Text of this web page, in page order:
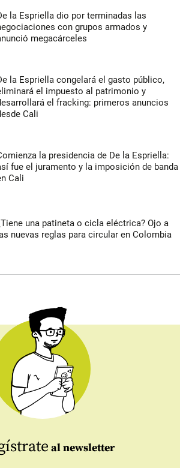
la Espriella dio por terminadas las
con grupos armados y
megacárceles
la Espriella congelará el gasto público,
el impuesto al patrimonio y
el fracking: primeros anuncios
Cali
la presidencia de De la Espriella:
fue el juramento y la imposición de banda
Cali
una patineta o cicla eléctrica? Ojo a
nuevas reglas para circular en Colombia
al newsletter